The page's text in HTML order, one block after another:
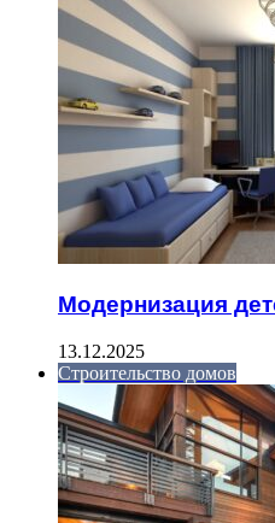
Модернизация
13.12.2025
Строительство домов